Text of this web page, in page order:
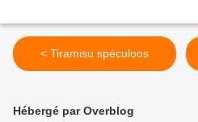
< Tiramisu spéculoos
Hébergé par Overblog